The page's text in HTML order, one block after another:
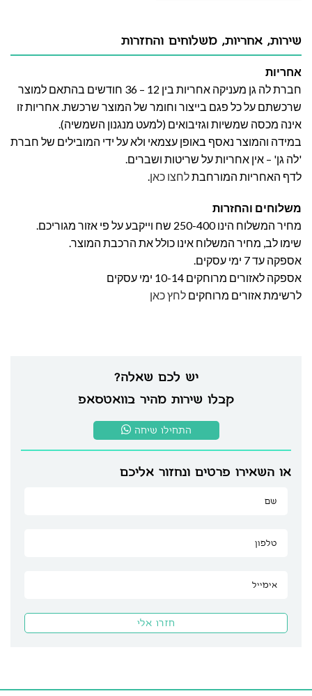
יש לכם שאלה?
קבלו שירות מהיר בוואטסאפ
התחילו שיחה
או השאירו פרטים ונחזור אליכם
שירות, אחריות, משלוחים והחזרות
אחריות
חברת לה גן מעניקה אחריות בין 12 – 36 חודשים בהתאם למוצר
שרכשתם על כל פגם בייצור וחומר של המוצר שרכשת. אחריות זו
אינה מכסה שמשיות וגזיבואים (למעט מנגנון השמשיה).
במידה והמוצר נאסף באופן עצמאי ולא על ידי המובילים של חברת
'לה גן' – אין אחריות על שריטות ושברים.
לדף האחריות המורחבתלחצו כאן.
משלוחים והחזרות
מחיר המשלוח הינו 250-400 שח וייקבע על פי אזור מגוריכם.
שימו לב, מחיר המשלוח אינו כולל את הרכבת המוצר.
אספקה עד 7 ימי עסקים.
אספקה לאזורים מרוחקים 10-14 ימי עסקים
לרשימת אזורים מרוחקים לחץ כאן